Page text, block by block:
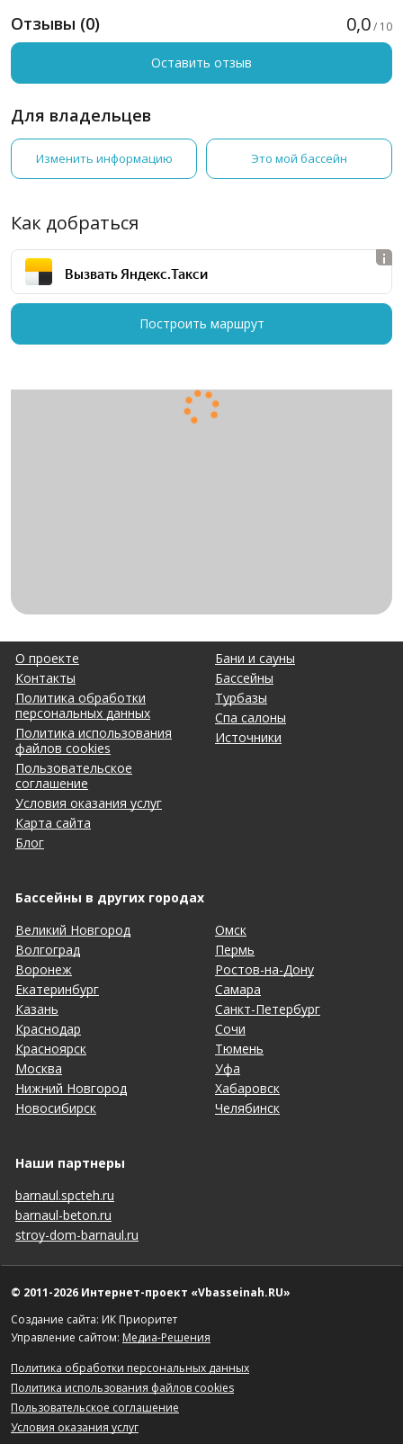
Отзывы (0) 0,0/ 10
Оставить отзыв
Для владельцев
Изменить информацию Это мой бассейн
Как добраться
Вызвать Яндекс.Такси
Построить маршрут
О проекте
Контакты
Политика обработки
персональных данных
Политика использования
файлов cookies
Пользовательское
соглашение
Условия оказания услуг
Карта сайта
Блог
Бани и сауны
Бассейны
Турбазы
Спа салоны
Источники
Бассейны в других городах
Великий Новгород
Волгоград
Воронеж
Екатеринбург
Казань
Краснодар
Красноярск
Москва
Нижний Новгород
Новосибирск
Омск
Пермь
Ростов-на-Дону
Самара
Санкт-Петербург
Сочи
Тюмень
Уфа
Хабаровск
Челябинск
Наши партнеры
barnaul.spcteh.ru
barnaul-beton.ru
stroy-dom-barnaul.ru
© 2011-2026 Интернет-проект «Vbasseinah.RU»
Создание сайта: ИК Приоритет
Управление сайтом: Медиа-Решения
Политика обработки персональных данных
Политика использования файлов cookies
Пользовательское соглашение
Условия оказания услуг